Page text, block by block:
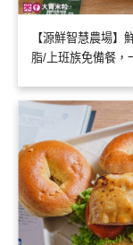
【源鮮智慧農場】
脂/上班族免備餐，